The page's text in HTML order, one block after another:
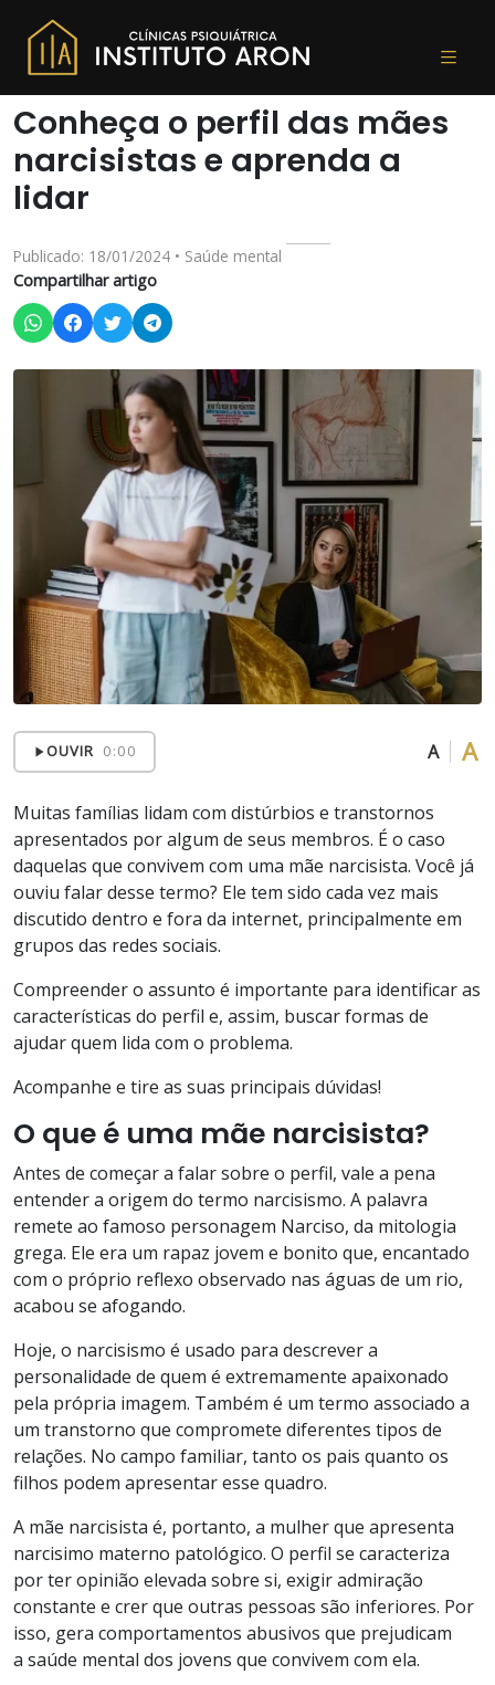
Conheça o perfil das mães
narcisistas e aprenda a
lidar
Publicado: 18/01/2024 • Saúde mental
Compartilhar artigo
OUVIR 0:00 A A
Muitas famílias lidam com distúrbios e transtornos
apresentados por algum de seus membros. É o caso
daquelas que convivem com uma mãe narcisista. Você já
ouviu falar desse termo? Ele tem sido cada vez mais
discutido dentro e fora da internet, principalmente em
grupos das redes sociais.
Compreender o assunto é importante para identificar as
características do perfil e, assim, buscar formas de
ajudar quem lida com o problema.
Acompanhe e tire as suas principais dúvidas!
O que é uma mãe narcisista?
Antes de começar a falar sobre o perfil, vale a pena
entender a origem do termo narcisismo. A palavra
remete ao famoso personagem Narciso, da mitologia
grega. Ele era um rapaz jovem e bonito que, encantado
com o próprio reflexo observado nas águas de um rio,
acabou se afogando.
Hoje, o narcisismo é usado para descrever a
personalidade de quem é extremamente apaixonado
pela própria imagem. Também é um termo associado a
um transtorno que compromete diferentes tipos de
relações. No campo familiar, tanto os pais quanto os
filhos podem apresentar esse quadro.
A mãe narcisista é, portanto, a mulher que apresenta
narcisimo materno patológico. O perfil se caracteriza
por ter opinião elevada sobre si, exigir admiração
constante e crer que outras pessoas são inferiores. Por
isso, gera comportamentos abusivos que prejudicam
a saúde mental dos jovens que convivem com ela.